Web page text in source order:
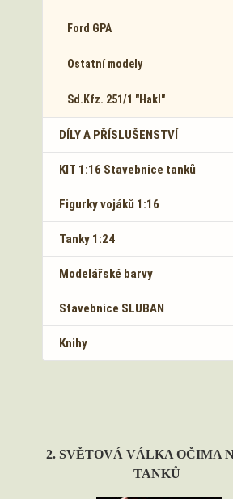
Ford GPA
Ostatní modely
Sd.Kfz. 251/1 "Hakl"
DÍLY A PŘÍSLUŠENSTVÍ
KIT 1:16 Stavebnice tanků
Figurky vojáků 1:16
Tanky 1:24
Modelářské barvy
Stavebnice SLUBAN
Knihy
2. SVĚTOVÁ VÁLKA OČIMA
TANKŮ